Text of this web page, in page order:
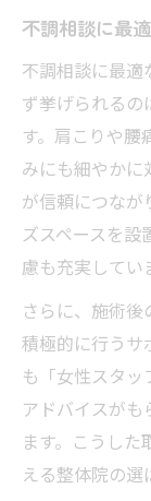
不調相談に最
不調相談に最適
ず挙げられるの
す。肩こりや腰
みにも細やかに
が信頼につなが
ズスペースを
慮も充実してい
さらに、施術
積極的に行うサ
も「女性スタ
アドバイスが
ます。こうし
える整体院の選